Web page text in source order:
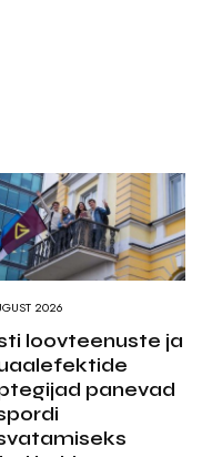
2026
loovteenuste ja
panevad